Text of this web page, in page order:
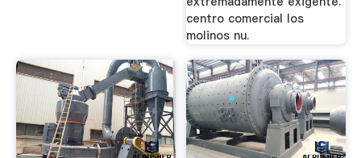
centro comercial los
molinos nu.